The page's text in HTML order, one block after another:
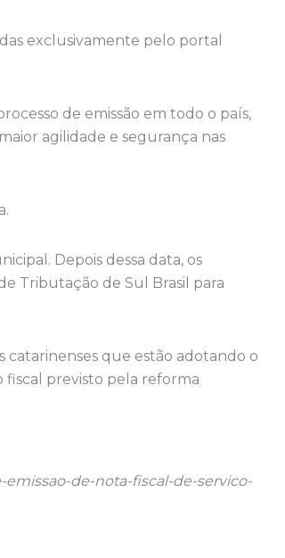
exclusivamente pelo portal
de emissão em todo o país,
agilidade e segurança nas
Depois dessa data, os
Tributação de Sul Brasil para
catarinenses que estão adotando o
fiscal previsto pela reforma
de-nota-fiscal-de-servico-